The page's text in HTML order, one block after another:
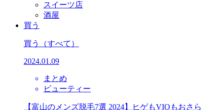
スイーツ店
酒屋
買う
買う （すべて）
2024.01.09
まとめ
ビューティー
【富山のメンズ脱毛7選 2024】ヒゲもVIOもおさら